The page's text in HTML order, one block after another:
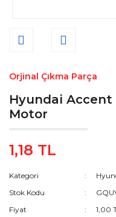
Orjinal Çıkma Parça
Hyundai Accent
Motor
1,18 TL
Kategori
Stok Kodu
Fiyat
1,00